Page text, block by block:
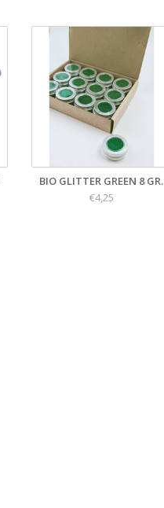
BIO GLITTER GREEN 8 GR.
€4,25